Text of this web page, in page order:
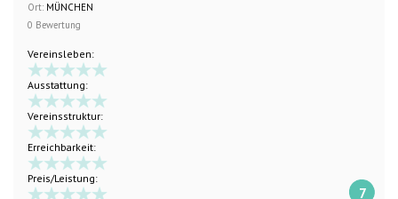
Ort: MÜNCHEN
0 Bewertung
Vereinsleben:
Ausstattung:
Vereinsstruktur:
Erreichbarkeit:
Preis/Leistung:
7